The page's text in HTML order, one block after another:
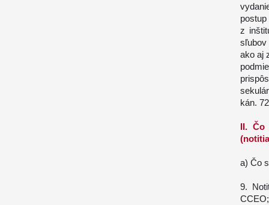
z
sľubov
ako aj
kán.
II. Čo
a) Čo
9.